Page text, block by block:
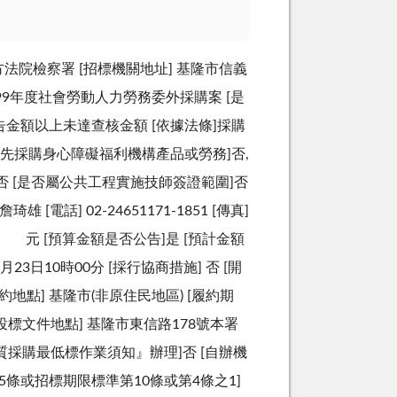
院檢察署 [招標機關地址] 基隆市信義
年度社會勞動人力勞務委外採購案 [是
額以上未達查核金額 [依據法條]採購
採購身心障礙福利機構產品或勞務]否,
[是否屬公共工程實施技師簽證範圍]否
琦雄 [電話] 02-24651171-1851 [傳真]
[預算金額是否公告]是 [預計金額
23日10時00分 [採行協商措施] 否 [開
地點] 基隆市(非原住民地區) [履約期
標文件地點] 基隆市東信路178號本署
採購最低標作業須知』辦理]否 [自辦機
或招標期限標準第10條或第4條之1]